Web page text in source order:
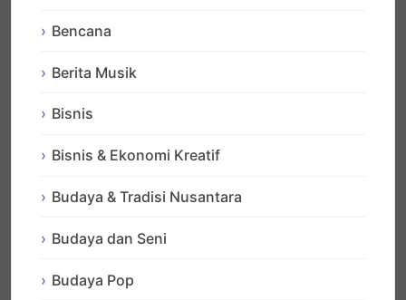
Bencana
Berita Musik
Bisnis
Bisnis & Ekonomi Kreatif
Budaya & Tradisi Nusantara
Budaya dan Seni
Budaya Pop